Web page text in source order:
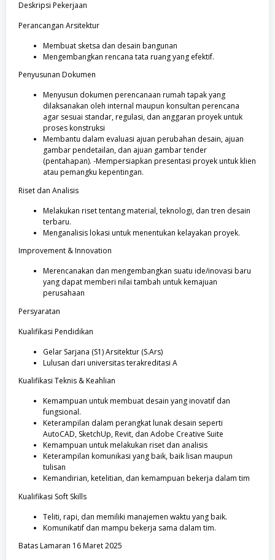
Deskripsi Pekerjaan
Perancangan Arsitektur
Membuat sketsa dan desain bangunan
Mengembangkan rencana tata ruang yang efektif.
Penyusunan Dokumen
Menyusun dokumen perencanaan rumah tapak yang
dilaksanakan oleh internal maupun konsultan perencana
agar sesuai standar, regulasi, dan anggaran proyek untuk
proses konstruksi
Membantu dalam evaluasi ajuan perubahan desain, ajuan
gambar pendetailan, dan ajuan gambar tender
(pentahapan). -Mempersiapkan presentasi proyek untuk klien
atau pemangku kepentingan.
Riset dan Analisis
Melakukan riset tentang material, teknologi, dan tren desain
terbaru.
Menganalisis lokasi untuk menentukan kelayakan proyek.
Improvement & Innovation
Merencanakan dan mengembangkan suatu ide/inovasi baru
yang dapat memberi nilai tambah untuk kemajuan
perusahaan
Persyaratan
Kualifikasi Pendidikan
Gelar Sarjana (S1) Arsitektur (S.Ars)
Lulusan dari universitas terakreditasi A
Kualifikasi Teknis & Keahlian
Kemampuan untuk membuat desain yang inovatif dan
fungsional.
Keterampilan dalam perangkat lunak desain seperti
AutoCAD, SketchUp, Revit, dan Adobe Creative Suite
Kemampuan untuk melakukan riset dan analisis
Keterampilan komunikasi yang baik, baik lisan maupun
tulisan
Kemandirian, ketelitian, dan kemampuan bekerja dalam tim
Kualifikasi Soft Skills
Teliti, rapi, dan memiliki manajemen waktu yang baik.
Komunikatif dan mampu bekerja sama dalam tim.
Batas Lamaran 16 Maret 2025